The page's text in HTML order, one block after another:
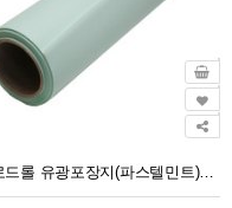
플로드롤 유광포장지(파스텔민트)40yd